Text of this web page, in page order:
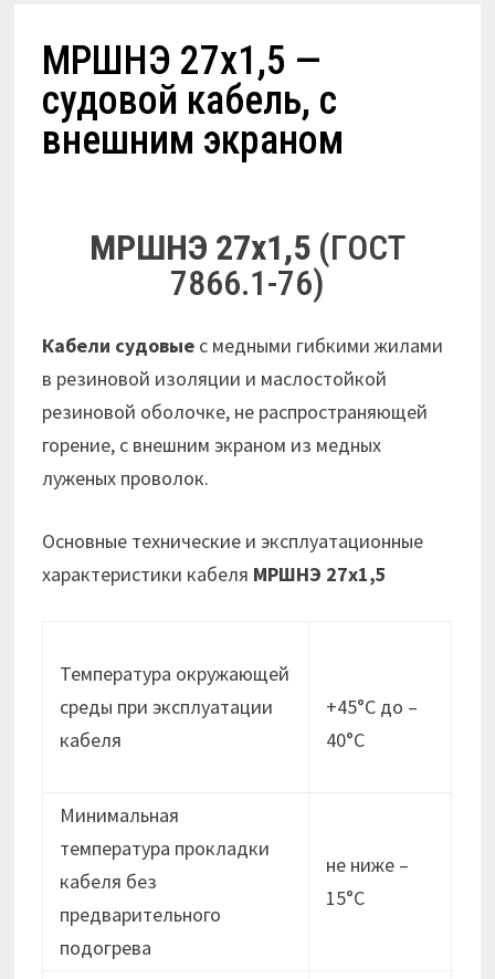
МРШНЭ 27х1,5 —
судовой кабель, с
внешним экраном
МРШНЭ 27х1,5(ГОСТ
7866.1-76)
Кабели судовые с медными гибкими жилами
в резиновой изоляции и маслостойкой
резиновой оболочке, не распространяющей
горение, с внешним экраном из медных
луженых проволок.
Основные технические и эксплуатационные
характеристики кабеля МРШНЭ 27х1,5
Температура окружающей
среды при эксплуатации
кабеля
+45°С до –
40°С
Минимальная
температура прокладки
кабеля без
предварительного
подогрева
не ниже –
15°C